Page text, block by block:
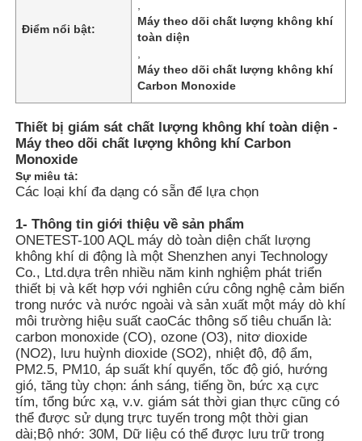
Nhà
Sản phẩm
Video
Điểm nổi bật:
Máy theo dõi chất lượng không khí
toàn diện
Máy theo dõi chất lượng không khí
Carbon Monoxide
Thiết bị giám sát chất lượng không khí toàn diện -
Máy theo dõi chất lượng không khí Carbon
Monoxide
Sự miêu tả:
Các loại khí đa dạng có sẵn để lựa chọn
1- Thông tin giới thiệu về sản phẩm
ONETEST-100 AQL máy dò toàn diện chất lượng
không khí di động là một Shenzhen anyi Technology
Co., Ltd.dựa trên nhiều năm kinh nghiệm phát triển
thiết bị và kết hợp với nghiên cứu công nghệ cảm biến
trong nước và nước ngoài và sản xuất một máy dò khí
môi trường hiệu suất caoCác thông số tiêu chuẩn là:
carbon monoxide (CO), ozone (O3), nitơ dioxide
(NO2), lưu huỳnh dioxide (SO2), nhiệt độ, độ ẩm,
PM2.5, PM10, áp suất khí quyển, tốc độ gió, hướng
gió, tăng tùy chọn: ánh sáng, tiếng ồn, bức xạ cực
tím, tổng bức xạ, v.v. giám sát thời gian thực cũng có
thể được sử dụng trực tuyến trong một thời gian
dài;Bộ nhớ: 30M, Dữ liệu có thể được lưu trữ trong